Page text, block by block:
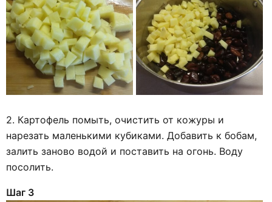
2. Картофель помыть, очистить от кожуры и
нарезать маленькими кубиками. Добавить к бобам,
залить заново водой и поставить на огонь. Воду
посолить.
Шаг 3